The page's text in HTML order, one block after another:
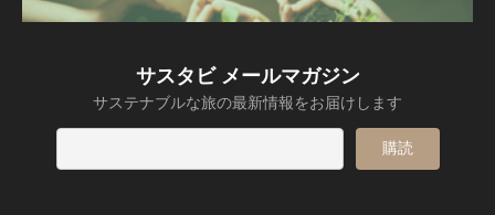
サスタビ メールマガジン
サステナブルな旅の最新情報をお届けします